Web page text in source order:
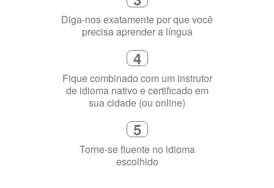
3
Diga-nos exatamente por que você
4
Fique combinado com um instrutor
de idioma nativo e certificado em
5
Torne-se fluente no idioma